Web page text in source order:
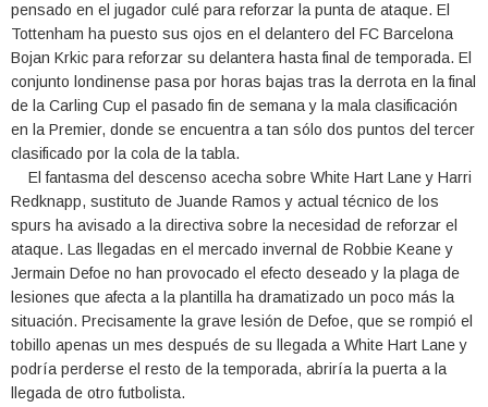
pensado en el jugador culé para reforzar la punta de ataque. El
Tottenham ha puesto sus ojos en el delantero del FC Barcelona
Bojan Krkic para reforzar su delantera hasta final de temporada. El
conjunto londinense pasa por horas bajas tras la derrota en la final
de la Carling Cup el pasado fin de semana y la mala clasificación
en la Premier, donde se encuentra a tan sólo dos puntos del tercer
clasificado por la cola de la tabla.
El fantasma del descenso acecha sobre White Hart Lane y Harri
Redknapp, sustituto de Juande Ramos y actual técnico de los
spurs ha avisado a la directiva sobre la necesidad de reforzar el
ataque. Las llegadas en el mercado invernal de Robbie Keane y
Jermain Defoe no han provocado el efecto deseado y la plaga de
lesiones que afecta a la plantilla ha dramatizado un poco más la
situación. Precisamente la grave lesión de Defoe, que se rompió el
tobillo apenas un mes después de su llegada a White Hart Lane y
podría perderse el resto de la temporada, abriría la puerta a la
llegada de otro futbolista.